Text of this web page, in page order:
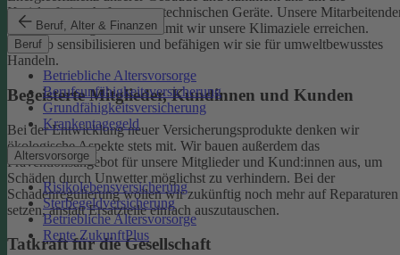
Beruf, Alter & Finanzen
Beruf
Betriebliche Altersvorsorge
Berufsunfähigkeitsversicherung
Grundfähigkeitsversicherung
Krankentagegeld
Altersvorsorge
Risikolebensversicherung
Sterbegeldversicherung
Betriebliche Altersvorsorge
Rente ZukunftPlus
Kreislaufwirtschaft unserer technischen Geräte. Unsere
sind ein wichtiger Hebel, damit wir unsere Klimaziele erreichen.
Deshalb sensibilisieren und befähigen wir sie für umweltbewusstes
Handeln.
Begeisterte Mitglieder, Kundinnen und Kunden
Bei der Entwicklung neuer Versicherungsprodukte denken wir
ökologische Aspekte stets mit. Wir bauen außerdem das
Präventionsangebot für unsere Mitglieder und Kund:innen aus, um
Schäden durch Unwetter möglichst zu verhindern. Bei der
Schadenregulierung wollen wir zukünftig noch mehr auf Reparaturen
setzen, anstatt Ersatzteile einfach auszutauschen.
Tatkraft für die Gesellschaft